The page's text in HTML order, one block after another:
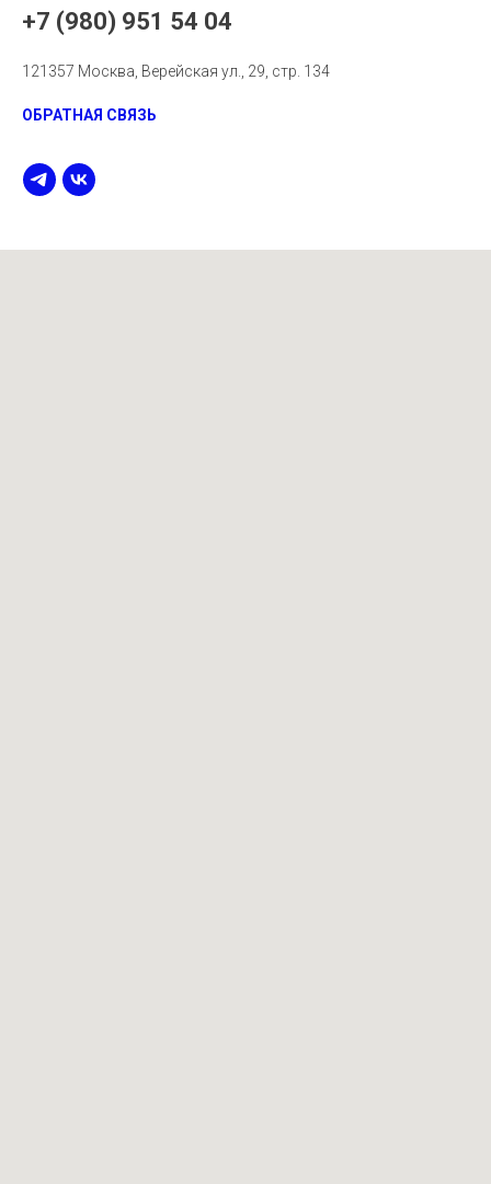
+7 (980) 951 54 04
121357 Москва, Верейская ул., 29, стр. 134
ОБРАТНАЯ СВЯЗЬ